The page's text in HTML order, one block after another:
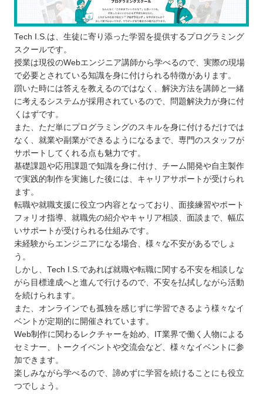
う！
自分の住んでるエリアでプログラミングスクールを
探したい⭐️
関東
中部
近畿
中国
四国
九州 / 沖縄
Tech I.S.は、生徒に寄り添った学習を提供するプログラミング
スクールです。
授業は現役のWebエンジニア講師から学べるので、実際の現場
で必要とされている知識を身に付けられる特徴があります。
躓いた時には答えを教えるのではなく、解決方法を講師と一緒
に考えるシステムが採用されているので、問題解決力が身に付
くはずです。
また、ただ単にプログラミングのスキルを身に付けるだけでは
なく、就業や副業ができるようになるまで、専門のスタッフが
サポートしてくれる点も魅力です。
基礎課題や応用課題で知識を身に付け、チーム開発や自主製作
で実践的制作を実施した後には、キャリアサポートが受けられ
ます。
転職や就職支援に役立つ内容となっており、面接練習やポート
フォリオ指導、就職先の紹介やキャリア相談、面談まで、幅広
いサポートが受けられる仕組みです。
未経験からエンジニアになる場合、様々な不安があるでしょ
う。
しかし、Tech I.S.であれば就職や転職に関する不安を相談しな
がら目標達成へと進んで行けるので、不安を払拭しながら活動
を続けられます。
また、オンラインでも孤独を感じずに学習できるよう様々なイ
ベントが定期的に開催されています。
Web制作に関わるレクチャーを始め、IT業界で働く人物による
セミナー、トークイベントや交流会など、様々なイベントに参
加できます。
楽しみながら学べるので、諦めずに学習を続けることにも役立
つでしょう。